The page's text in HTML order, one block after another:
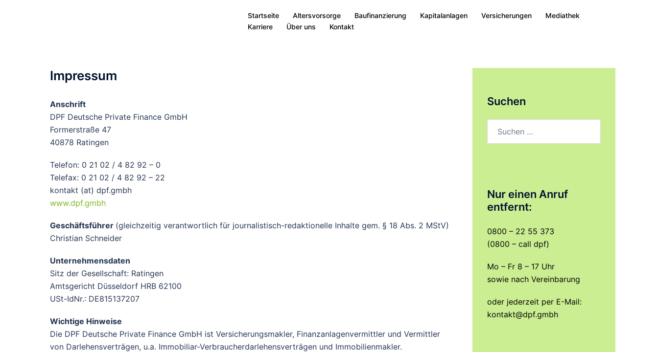
Startseite Altersvorsorge Baufinanzierung Kapitalanlagen Versicherungen
Mediathek
Karriere
Über uns Kontakt
Impressum
Anschrift
DPF Deutsche Private Finance GmbH
Formerstraße 47
40878 Ratingen
Telefon: 0 21 02 / 4 82 92 – 0
Telefax: 0 21 02 / 4 82 92 – 22
kontakt (at) dpf.gmbh
www.dpf.gmbh
Geschäftsführer (gleichzeitig verantwortlich für journalistisch-redaktionelle Inhalte gem. § 18 Abs. 2 MStV)
Christian Schneider
Unternehmensdaten
Sitz der Gesellschaft: Ratingen
Amtsgericht Düsseldorf HRB 62100
USt-IdNr.: DE815137207
Wichtige Hinweise
Die DPF Deutsche Private Finance GmbH ist Versicherungsmakler, Finanzanlagenvermittler und Vermittler
von Darlehensverträgen, u.a. Immobiliar-Verbraucherdarlehensverträgen und Immobilienmakler.
Suchen
Nur einen Anruf
entfernt:
0800 – 22 55 373
(0800 – call dpf)
Mo – Fr 8 – 17 Uhr
sowie nach Vereinbarung
oder jederzeit per E-Mail:
kontakt@dpf.gmbh